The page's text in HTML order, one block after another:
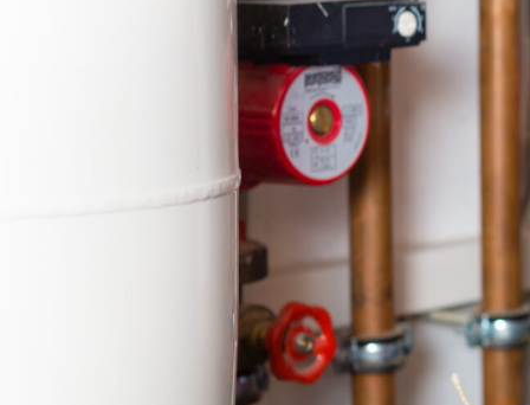
Moderne
Senken Sie Ihre
Energiekosten und
Sie den
Weimar Taubach.
✅ Unverbindlich &
Persönliche
durch Experten für
Heizsysteme
✅ Effizient und
umweltfreundlich